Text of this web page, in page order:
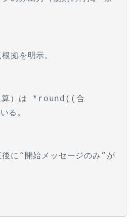
拠を明示。
算）は *round((合
る。
後に“開始メッセージのみ”が